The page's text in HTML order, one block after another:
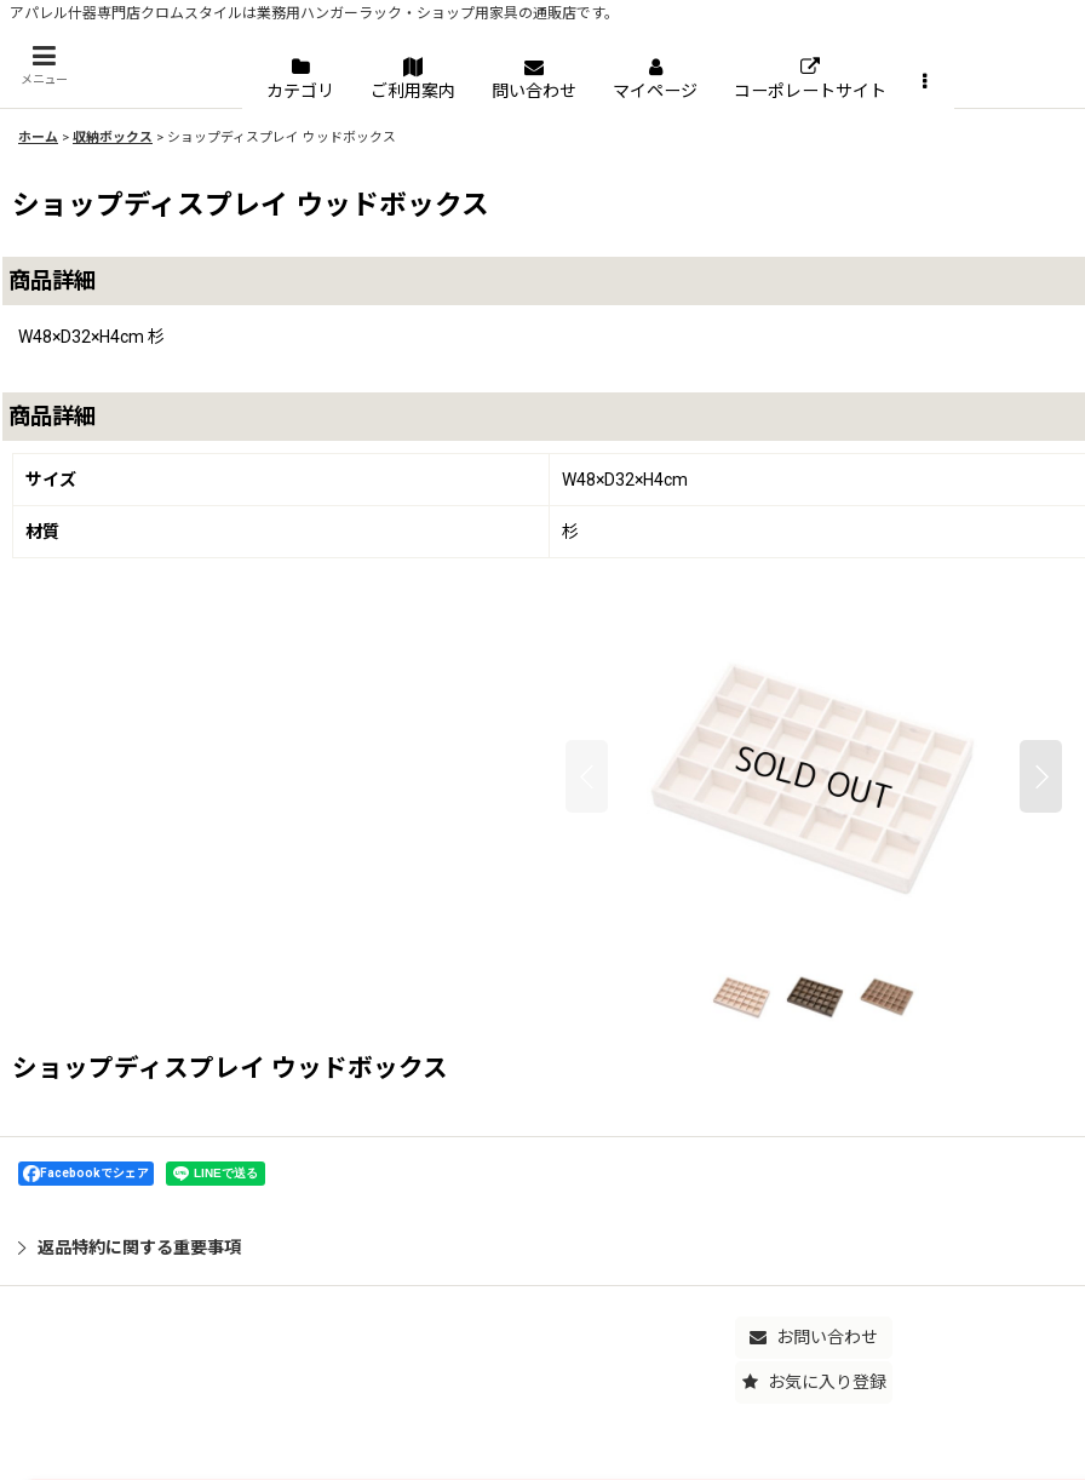
アパレル什器専門店クロムスタイルは業務用ハンガーラック・ショップ用家具の通販店です。
メニュー
カテゴリ ご利用案内 問い合わせ マイページ コーポレートサイト
ホーム > 収納ボックス > ショップディスプレイ ウッドボックス
ショップディスプレイ ウッドボックス
商品詳細
W48×D32×H4cm 杉
商品詳細
サイズ W48×D32×H4cm
材質 杉
ショップディスプレイ ウッドボックス
Facebookでシェア
返品特約に関する重要事項
お問い合わせ
お気に入り登録